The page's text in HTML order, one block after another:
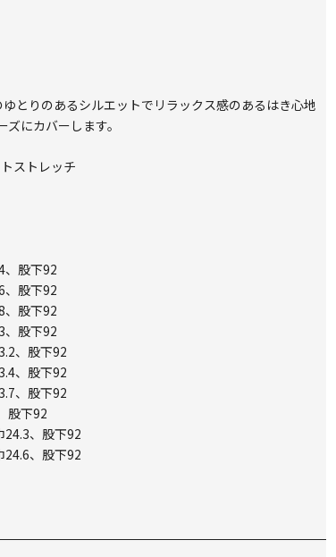
とりのあるシルエットでリラックス感のあるはき心地
にカバーします。
ストレッチ
、股下92
、股下92
、股下92
、股下92
、股下92
、股下92
、股下92
股下92
24.3、股下92
24.6、股下92